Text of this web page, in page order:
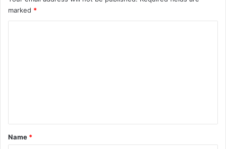
marked *
*
Name *